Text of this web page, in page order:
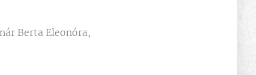
Berta Eleonóra,